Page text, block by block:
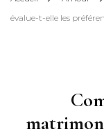
évalue-t-elle les